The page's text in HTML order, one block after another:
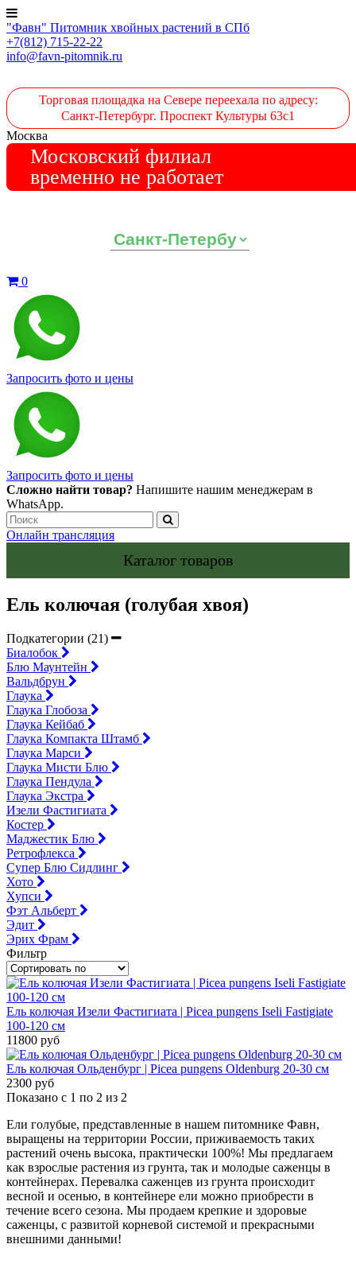
"Фавн" Питомник хвойных растений в СПб
+7(812) 715-22-22
info@favn-pitomnik.ru
Торговая площадка на Севере переехала по адресу:
Санкт-Петербург. Проспект Культуры 63с1
Москва
Московский филиал
временно не работает
0
Запросить фото и цены
Запросить фото и цены
Сложно найти товар? Напишите нашим менеджерам в
WhatsApp.
Онлайн трансляция
Каталог товаров
Ель колючая (голубая хвоя)
Подкатегории (21)
Биалобок
Блю Маунтейн
Вальдбрун
Глаука
Глаука Глобоза
Глаука Кейбаб
Глаука Компакта Штамб
Глаука Марси
Глаука Мисти Блю
Глаука Пендула
Глаука Экстра
Изели Фастигиата
Костер
Маджестик Блю
Ретрофлекса
Супер Блю Сидлинг
Хото
Хупси
Фэт Альберт
Эдит
Эрих Фрам
Фильтр
Ель колючая Изели Фастигиата | Picea pungens Iseli Fastigiate
100-120 см
11800 руб
Ель колючая Ольденбург | Picea pungens Oldenburg 20-30 см
2300 руб
Показано с 1 по 2 из 2
Ели голубые, представленные в нашем питомнике Фавн,
выращены на территории России, приживаемость таких
растений очень высока, практически 100%! Мы предлагаем
как взрослые растения из грунта, так и молодые саженцы в
контейнерах. Перевалка саженцев из грунта происходит
весной и осенью, в контейнере ели можно приобрести в
течение всего сезона. Мы продаем крепкие и здоровые
саженцы, с развитой корневой системой и прекрасными
внешними данными!